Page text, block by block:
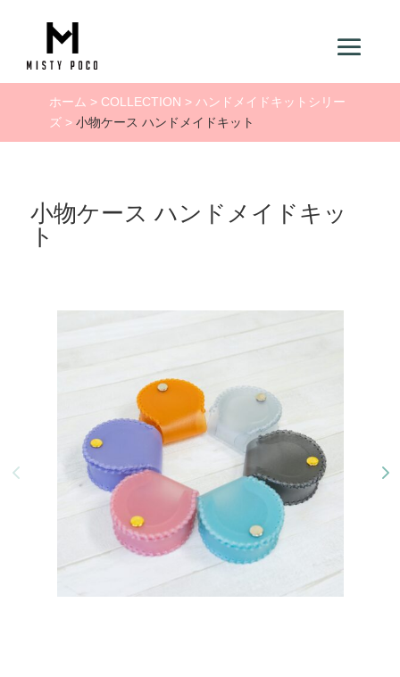
ホーム > COLLECTION > ハンドメイドキットシリー
ズ> 小物ケース ハンドメイドキット
小物ケース ハンドメイドキッ
ト